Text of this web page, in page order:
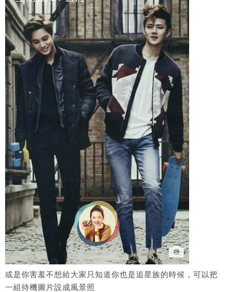
或是你害羞不想給大家只知道你也是追星族的時候，可以把
一組待機圖片設成風景照